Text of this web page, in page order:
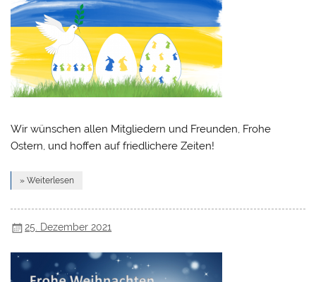
Wir wünschen allen Mitgliedern und Freunden, Frohe
Ostern, und hoffen auf friedlichere Zeiten!
» Weiterlesen
25. Dezember 2021